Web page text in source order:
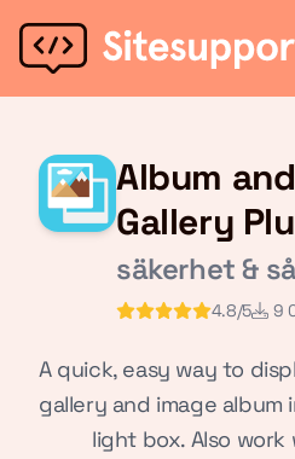
Album
Gallery
säkerhet &
4.8/5 9
A quick, easy way to
gallery and image album
light box. Also